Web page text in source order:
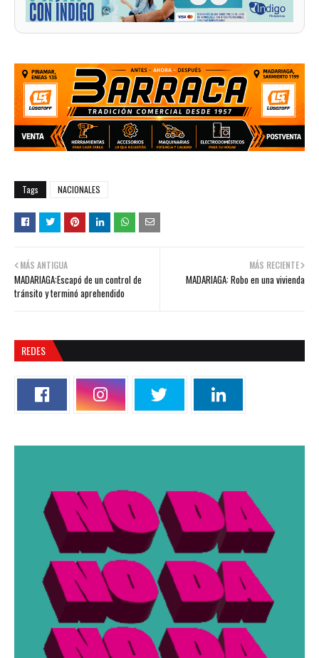
Tags NACIONALES
MÁS RECIENTE
MADARIAGA: Robo en una vivienda
MÁS ANTIGUA
MADARIAGA:Escapó de un control de
tránsito y terminó aprehendido
REDES